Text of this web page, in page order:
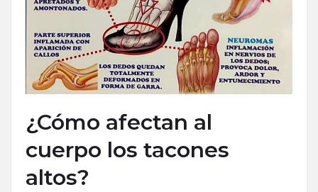
¿Cómo afectan al
cuerpo los tacones
altos?